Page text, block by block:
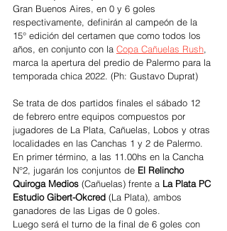
Gran Buenos Aires, en 0 y 6 goles
respectivamente, definirán al campeón de la
15° edición del certamen que como todos los
años, en conjunto con la Copa Cañuelas Rush,
marca la apertura del predio de Palermo para la
temporada chica 2022. (Ph: Gustavo Duprat)
Se trata de dos partidos finales el sábado 12
de febrero entre equipos compuestos por
jugadores de La Plata, Cañuelas, Lobos y otras
localidades en las Canchas 1 y 2 de Palermo.
En primer término, a las 11.00hs en la Cancha
N°2, jugarán los conjuntos de El Relincho
Quiroga Medios (Cañuelas) frente a La Plata PC
Estudio Gibert-Okcred (La Plata), ambos
ganadores de las Ligas de 0 goles.
Luego será el turno de la final de 6 goles con